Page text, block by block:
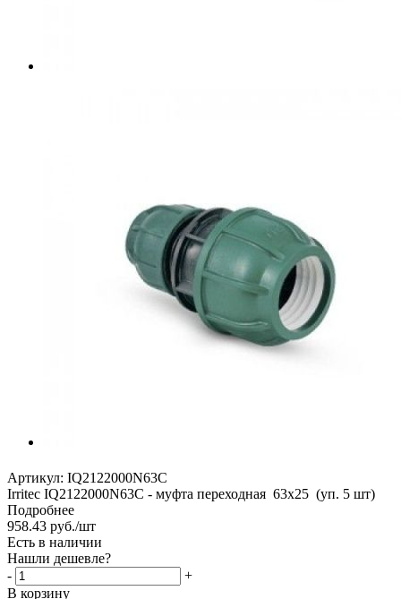
Артикул: IQ2122000N63C
Irritec IQ2122000N63C - муфта переходная 63х25 (уп. 5 шт)
Подробнее
958.43 руб./шт
Есть в наличии
Нашли дешевле?
-
+
В корзину